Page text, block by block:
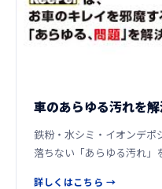
車のあらゆる汚れを
鉄粉・水シミ・イオンデポ
落ちない「あらゆる汚れ」
詳しくはこちら